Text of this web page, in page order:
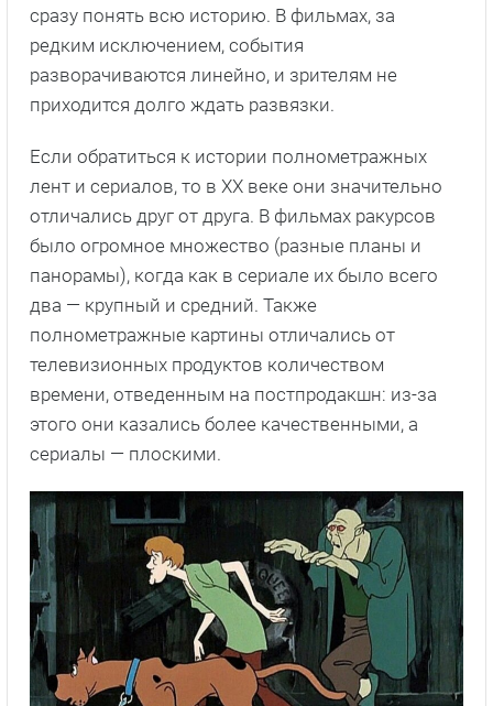
сразу понять всю историю. В фильмах, за
редким исключением, события
разворачиваются линейно, и зрителям не
приходится долго ждать развязки.
Если обратиться к истории полнометражных
лент и сериалов, то в XX веке они значительно
отличались друг от друга. В фильмах ракурсов
было огромное множество (разные планы и
панорамы), когда как в сериале их было всего
два — крупный и средний. Также
полнометражные картины отличались от
телевизионных продуктов количеством
времени, отведенным на постпродакшн: из-за
этого они казались более качественными, а
сериалы — плоскими.